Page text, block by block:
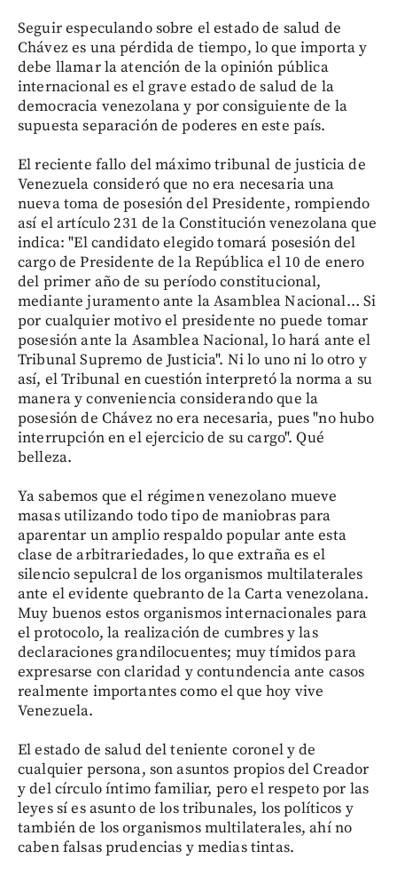
Seguir especulando sobre el estado de salud de
Chávez es una pérdida de tiempo, lo que importa y
debe llamar la atención de la opinión pública
internacional es el grave estado de salud de la
democracia venezolana y por consiguiente de la
supuesta separación de poderes en este país.
El reciente fallo del máximo tribunal de justicia de
Venezuela consideró que no era necesaria una
nueva toma de posesión del Presidente, rompiendo
así el artículo 231 de la Constitución venezolana que
indica: "El candidato elegido tomará posesión del
cargo de Presidente de la República el 10 de enero
del primer año de su período constitucional,
mediante juramento ante la Asamblea Nacional… Si
por cualquier motivo el presidente no puede tomar
posesión ante la Asamblea Nacional, lo hará ante el
Tribunal Supremo de Justicia". Ni lo uno ni lo otro y
así, el Tribunal en cuestión interpretó la norma a su
manera y conveniencia considerando que la
posesión de Chávez no era necesaria, pues "no hubo
interrupción en el ejercicio de su cargo". Qué
belleza.
Ya sabemos que el régimen venezolano mueve
masas utilizando todo tipo de maniobras para
aparentar un amplio respaldo popular ante esta
clase de arbitrariedades, lo que extraña es el
silencio sepulcral de los organismos multilaterales
ante el evidente quebranto de la Carta venezolana.
Muy buenos estos organismos internacionales para
el protocolo, la realización de cumbres y las
declaraciones grandilocuentes; muy tímidos para
expresarse con claridad y contundencia ante casos
realmente importantes como el que hoy vive
Venezuela.
El estado de salud del teniente coronel y de
cualquier persona, son asuntos propios del Creador
y del círculo íntimo familiar, pero el respeto por las
leyes sí es asunto de los tribunales, los políticos y
también de los organismos multilaterales, ahí no
caben falsas prudencias y medias tintas.